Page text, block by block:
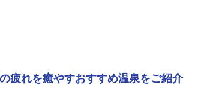
疲れを癒やすおすすめ温泉をご紹介